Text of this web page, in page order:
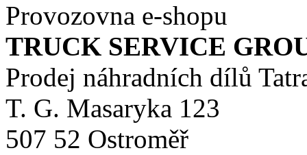
Provozovna e-shopu
TRUCK SERVICE
Prodej náhradních dílů
T. G. Masaryka 123
507 52 Ostroměř